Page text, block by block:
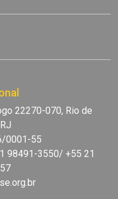
22270-070, Rio de
0001-55
98491-3550/ +55 21